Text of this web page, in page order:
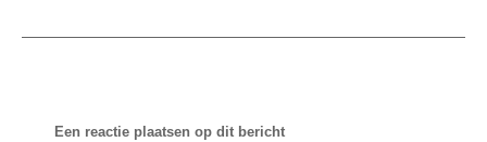
Een reactie plaatsen op dit bericht